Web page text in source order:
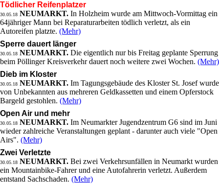
Tödlicher Reifenplatzer
30.05.18 NEUMARKT. In Holzheim wurde am Mittwoch-Vormittag ein
64jähriger Mann bei Reparaturarbeiten tödlich verletzt, als ein
Autoreifen platzte. (Mehr)
Sperre dauert länger
30.05.18 NEUMARKT. Die eigentlich nur bis Freitag geplante Sperrung
beim Pöllinger Kreisverkehr dauert noch weitere zwei Wochen. (Mehr)
Dieb im Kloster
30.05.18 NEUMARKT. Im Tagungsgebäude des Kloster St. Josef wurde
von Unbekannten aus mehreren Geldkassetten und einem Opferstock
Bargeld gestohlen. (Mehr)
Open Air und mehr
30.05.18 NEUMARKT. Im Neumarkter Jugendzentrum G6 sind im Juni
wieder zahlreiche Veranstaltungen geplant - darunter auch viele "Open
Airs". (Mehr)
Zwei Verletzte
30.05.18 NEUMARKT. Bei zwei Verkehrsunfällen in Neumarkt wurden
ein Mountainbike-Fahrer und eine Autofahrerin verletzt. Außerdem
entstand Sachschaden. (Mehr)